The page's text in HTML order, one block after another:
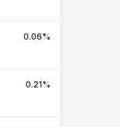
0.06%
0.21%